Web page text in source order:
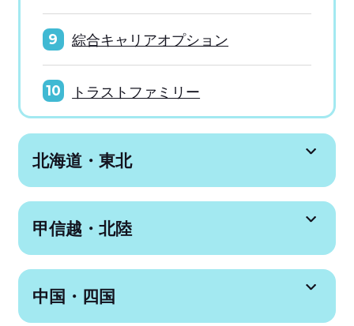
9 綜合キャリアオプション
10 トラストファミリー
北海道・東北
甲信越・北陸
中国・四国